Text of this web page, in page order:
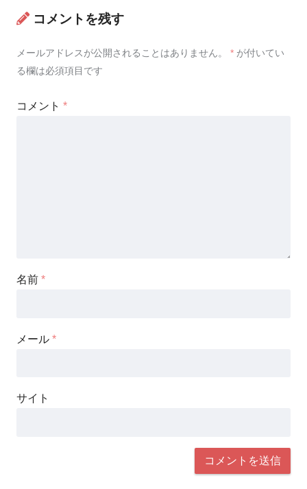
コメントを残す
メールアドレスが公開されることはありません。 * が付いてい
る欄は必須項目です
コメント *
名前 *
メール *
サイト